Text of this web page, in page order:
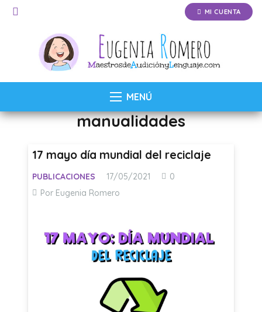
MI CUENTA
MENÚ
manualidades
17 mayo día mundial del reciclaje
PUBLICACIONES 17/05/2021
0
Por Eugenia Romero